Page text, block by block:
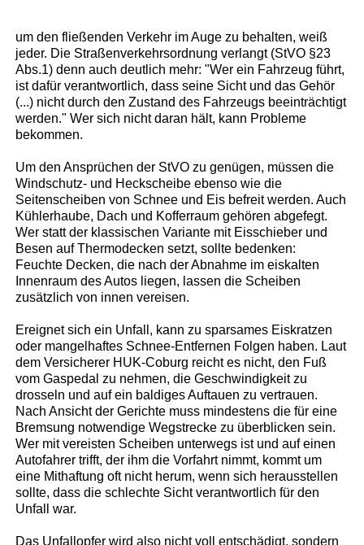
um den fließenden Verkehr im Auge zu behalten, weiß
jeder. Die Straßenverkehrsordnung verlangt (StVO §23
Abs.1) denn auch deutlich mehr: "Wer ein Fahrzeug führt,
ist dafür verantwortlich, dass seine Sicht und das Gehör
(...) nicht durch den Zustand des Fahrzeugs beeinträchtigt
werden." Wer sich nicht daran hält, kann Probleme
bekommen.
Um den Ansprüchen der StVO zu genügen, müssen die
Windschutz- und Heckscheibe ebenso wie die
Seitenscheiben von Schnee und Eis befreit werden. Auch
Kühlerhaube, Dach und Kofferraum gehören abgefegt.
Wer statt der klassischen Variante mit Eisschieber und
Besen auf Thermodecken setzt, sollte bedenken:
Feuchte Decken, die nach der Abnahme im eiskalten
Innenraum des Autos liegen, lassen die Scheiben
zusätzlich von innen vereisen.
Ereignet sich ein Unfall, kann zu sparsames Eiskratzen
oder mangelhaftes Schnee-Entfernen Folgen haben. Laut
dem Versicherer HUK-Coburg reicht es nicht, den Fuß
vom Gaspedal zu nehmen, die Geschwindigkeit zu
drosseln und auf ein baldiges Auftauen zu vertrauen.
Nach Ansicht der Gerichte muss mindestens die für eine
Bremsung notwendige Wegstrecke zu überblicken sein.
Wer mit vereisten Scheiben unterwegs ist und auf einen
Autofahrer trifft, der ihm die Vorfahrt nimmt, kommt um
eine Mithaftung oft nicht herum, wenn sich herausstellen
sollte, dass die schlechte Sicht verantwortlich für den
Unfall war.
Das Unfallopfer wird also nicht voll entschädigt, sondern